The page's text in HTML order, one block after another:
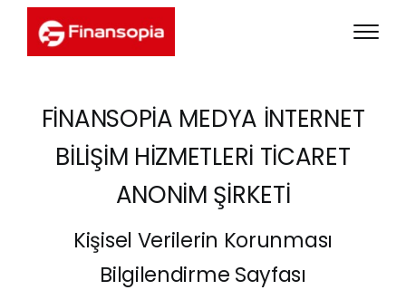
FİNANSOPİA MEDYA İNTERNET
BİLİŞİM HİZMETLERİ TİCARET
ANONİM ŞİRKETİ
Kişisel Verilerin Korunması
Bilgilendirme Sayfası